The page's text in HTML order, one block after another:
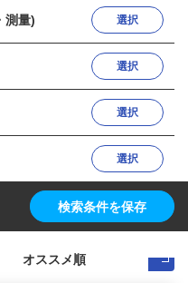
測量) 選択
選択
選択
選択
検索条件を保存